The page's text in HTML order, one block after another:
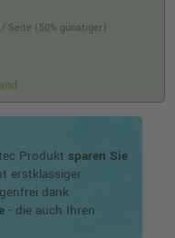
/ Seite (50% günstiger)
Produkt sparen Sie
erstklassiger
dank
- die auch Ihren